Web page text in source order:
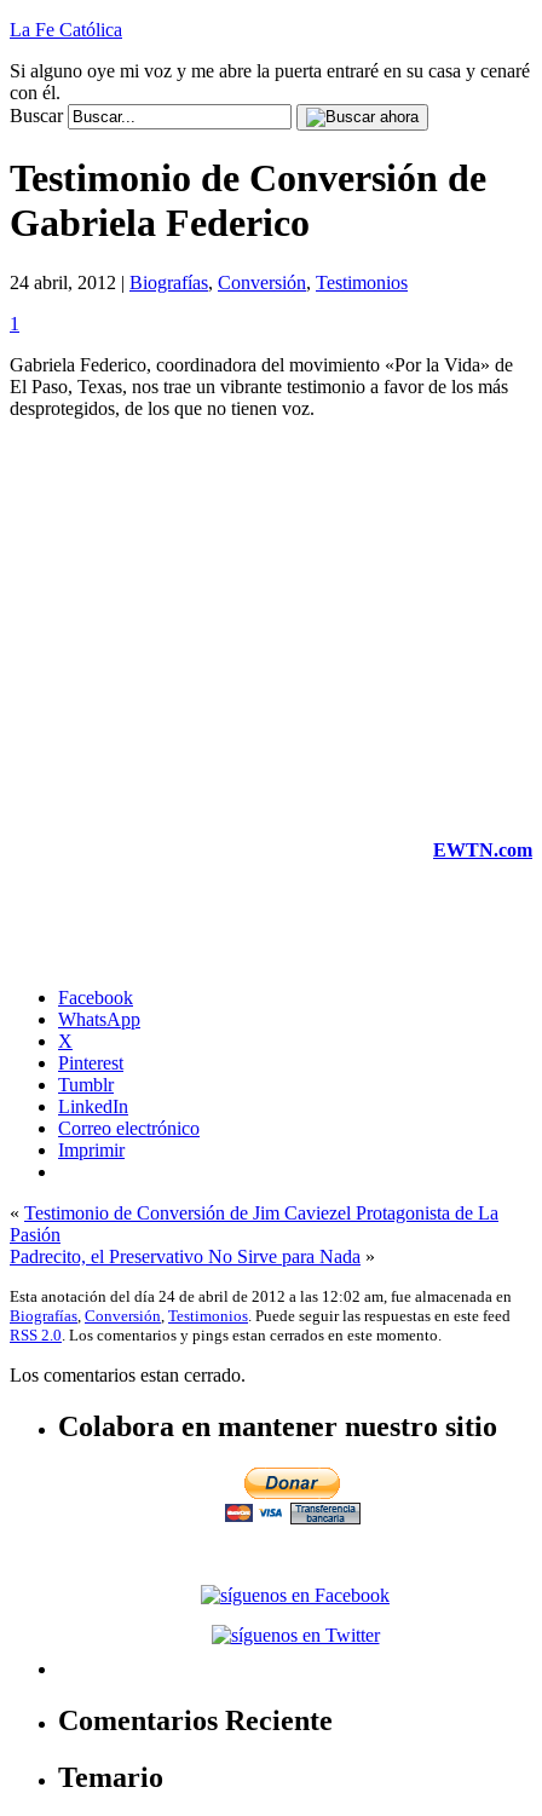
La Fe Católica
Si alguno oye mi voz y me abre la puerta entraré en su casa y cenaré
con él.
Buscar
Testimonio de Conversión de
Gabriela Federico
24 abril, 2012 | Biografías, Conversión, Testimonios
1
Gabriela Federico, coordinadora del movimiento «Por la Vida» de
El Paso, Texas, nos trae un vibrante testimonio a favor de los más
desprotegidos, de los que no tienen voz.
EWTN.com
Facebook
WhatsApp
X
Pinterest
Tumblr
LinkedIn
Correo electrónico
Imprimir
« Testimonio de Conversión de Jim Caviezel Protagonista de La
Pasión
Padrecito, el Preservativo No Sirve para Nada »
Esta anotación del día 24 de abril de 2012 a las 12:02 am, fue almacenada en
Biografías Conversión Testimonios . Puede seguir las respuestas en este feed
RSS 2.0 . Los comentarios y pings estan cerrados en este momento.
Los comentarios estan cerrado.
Colabora en mantener nuestro sitio
Comentarios Reciente
Temario